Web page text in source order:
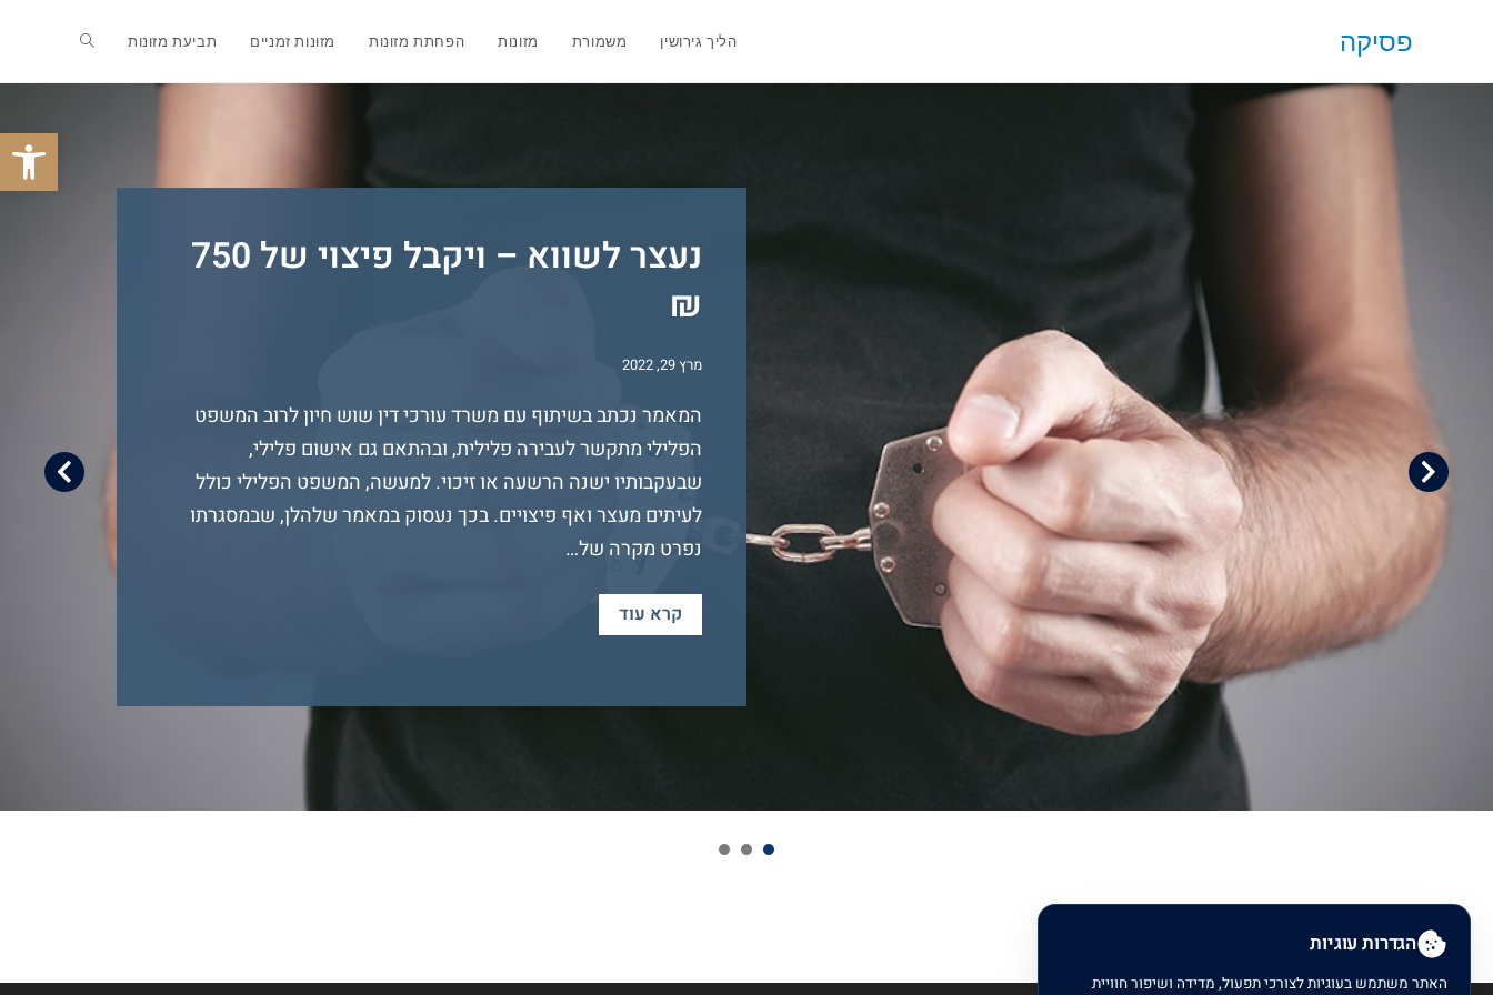
פסיקה הליך גירושין משמורת מזונות הפחתת מזונות מזונות זמניים תביעת מזונות
נעצר לשווא – ויקבל פיצוי של 750
₪
מרץ 29, 2022
המאמר נכתב בשיתוף עם משרד עורכי דין שוש חיון לרוב המשפט
הפלילי מתקשר לעבירה פלילית, ובהתאם גם אישום פלילי,
שבעקבותיו ישנה הרשעה או זיכוי. למעשה, המשפט הפלילי כולל
לעיתים מעצר ואף פיצויים. בכך נעסוק במאמר שלהלן, שבמסגרתו
נפרט מקרה של…
קרא עוד
הגדרות עוגיות
האתר משתמש בעוגיות לצורכי תפעול, מדידה ושיפור חוויית